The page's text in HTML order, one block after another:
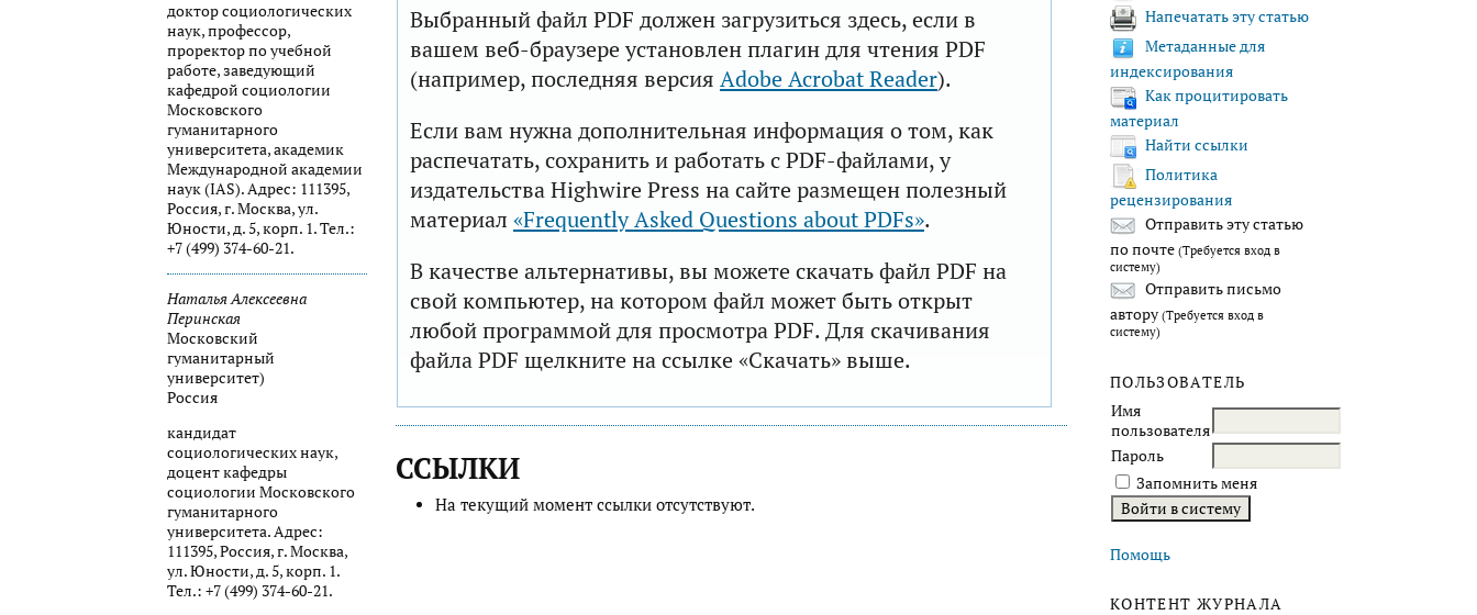
доктор социологических
наук, профессор,
проректор по учебной
работе, заведующий
кафедрой социологии
Московского
гуманитарного
университета, академик
Международной академии
наук (IAS). Адрес: 111395,
Россия, г. Москва, ул.
Юности, д. 5, корп. 1. Тел.:
+7 (499) 374-60-21.
Наталья Алексеевна
Перинская
Московский
гуманитарный
университет)
Россия
кандидат
социологических наук,
доцент кафедры
социологии Московского
гуманитарного
университета. Адрес:
111395, Россия, г. Москва,
ул. Юности, д. 5, корп. 1.
Тел.: +7 (499) 374-60-21.
Напечатать эту статью
Метаданные для
индексирования
Как процитировать
материал
Найти ссылки
Политика
рецензирования
Отправить эту статью
по почте (Требуется вход в
систему)
Отправить письмо
автору (Требуется вход в
систему)
ПОЛЬЗОВАТЕЛЬ
Имя
пользователя
Пароль
Запомнить меня
Помощь
КОНТЕНТ ЖУРНАЛА
Выбранный файл PDF должен загрузиться здесь, если в
вашем веб-браузере установлен плагин для чтения PDF
(например, последняя версия Adobe Acrobat Reader).
Если вам нужна дополнительная информация о том, как
распечатать, сохранить и работать с PDF-файлами, у
издательства Highwire Press на сайте размещен полезный
материал «Frequently Asked Questions about PDFs».
В качестве альтернативы, вы можете скачать файл PDF на
свой компьютер, на котором файл может быть открыт
любой программой для просмотра PDF. Для скачивания
файла PDF щелкните на ссылке «Скачать» выше.
ССЫЛКИ
На текущий момент ссылки отсутствуют.